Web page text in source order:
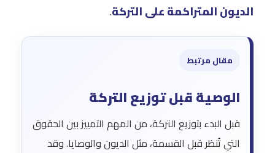
الديون المتراكمة على التركة.
مقال مرتبط
الوصية قبل توزيع التركة
قبل البدء بتوزيع التركة، من المهم التمييز بين الحقوق
التي تُنظر قبل القسمة، مثل الديون والوصايا. وقد